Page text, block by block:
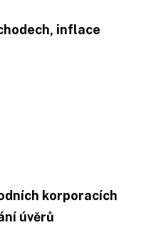
inflace
korporacích
úvěrů